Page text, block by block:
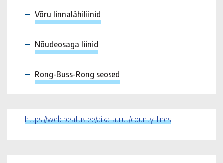
Võru linnalähiliinid
Nõudeosaga liinid
Rong-Buss-Rong seosed
https://web.peatus.ee/aikataulut/county-lines